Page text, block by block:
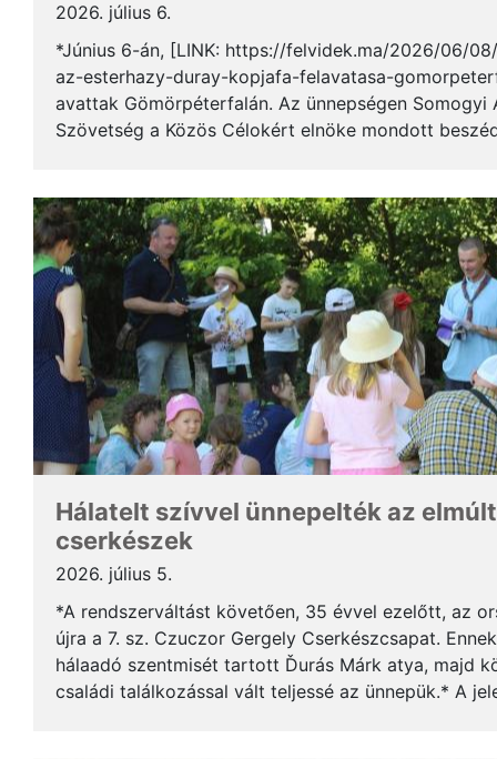
2026. július 6.
*Június 6-án, [LINK: https://felvidek.ma/2026/06/
az-esterhazy-duray-kopjafa-felavatasa-
avattak Gömörpéterfalán. Az ünnepségen
Szövetség a Közös Célokért elnöke mondott
Hálatelt szívvel ünnepelték az
cserkészek
2026. július 5.
*A rendszerváltást követően, 35 évvel ezelőtt, az
újra a 7. sz. Czuczor Gergely Cserkészcsapat.
hálaadó szentmisét tartott Ďurás Márk atya, majd
családi találkozással vált teljessé az ünnepük.* A